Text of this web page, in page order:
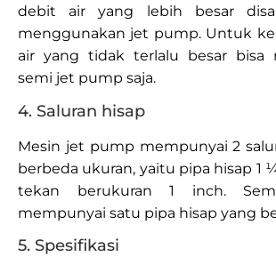
debit air yang lebih besar
menggunakan jet pump. Untuk
air yang tidak terlalu besar bisa
semi jet pump saja.
4. Saluran hisap
Mesin jet pump mempunyai 2
berbeda ukuran, yaitu pipa hisap 1
tekan berukuran 1 inch.
mempunyai satu pipa hisap yang
5. Spesifikasi